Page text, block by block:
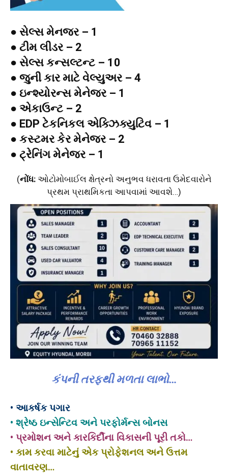
● સેલ્સ મેનજર – 1
● ટીમ લીડર – 2
● સેલ્સ કન્સલ્ટન્ટ – 10
● જુની કાર માટે વેલ્યુઅર – 4
● ઇન્શ્યોરન્સ મેનેજર – 1
● એકાઉન્ટ – 2
● EDP ટેકનિકલ એક્ઝિક્યુટિવ – 1
● કસ્ટમર કેર મેનેજર – 2
● ટ્રેનિંગ મેનેજર – 1
(નોંધ:ઓટોમોબાઈલ ક્ષેત્રનો અનુભવ ધરાવતા ઉમેદવારોને
પ્રથમ પ્રાથમિકતા આપવામાં આવશે…)
કંપની તરફથી મળતા લાભો…
• આકર્ષક પગાર
• શ્રેષ્ઠ ઇન્સેન્ટિવ અને પરફોર્મન્સ બોનસ
• પ્રમોશન અને કારકિર્દીના વિકાસની પૂરી તકો…
• કામ કરવા માટેનું એક પ્રોફેશનલ અને ઉત્તમ
વાતાવરણ…